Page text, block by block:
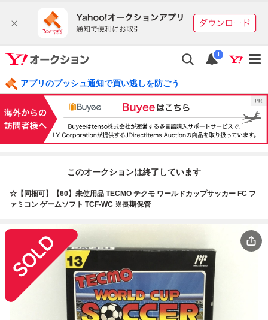
i
アプリのプッシュ通知で買い逃しを防ごう
このオークションは終了しています
☆【同梱可】【60】未使用品 TECMO テクモ ワールドカップサッカー FC フ
ァミコン ゲームソフト TCF-WC ※長期保管